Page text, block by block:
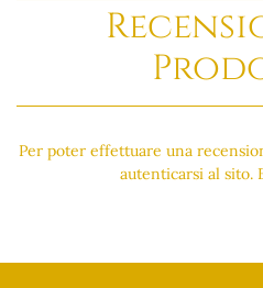
Per poter effettuare una
autenticarsi al sito.